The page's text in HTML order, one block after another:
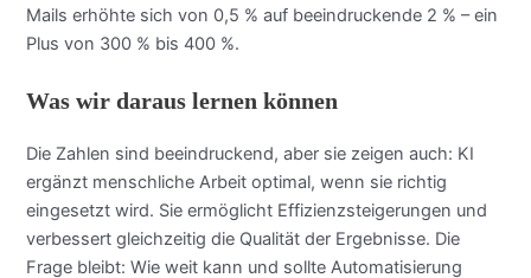
Mails erhöhte sich von 0,5 % auf beeindruckende 2 % – ein
Plus von 300 % bis 400 %.
Was wir daraus lernen können
Die Zahlen sind beeindruckend, aber sie zeigen auch: KI
ergänzt menschliche Arbeit optimal, wenn sie richtig
eingesetzt wird. Sie ermöglicht Effizienzsteigerungen und
verbessert gleichzeitig die Qualität der Ergebnisse. Die
Frage bleibt: Wie weit kann und sollte Automatisierung